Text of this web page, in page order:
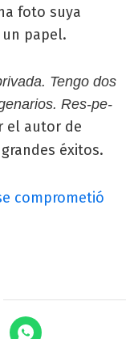
foto suya
papel.
Tengo dos
Res-pe-
el autor de
éxitos.
comprometió